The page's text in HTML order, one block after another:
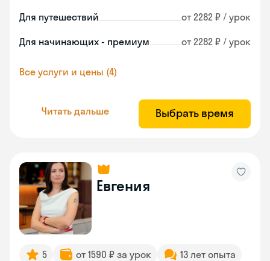
Для путешествий от 2282 ₽ / урок
Для начинающих - премиум от 2282 ₽ / урок
Все услуги и цены (4)
Читать дальше Выбрать время
Евгения
5 от 1590 ₽ за урок
13 лет опыта